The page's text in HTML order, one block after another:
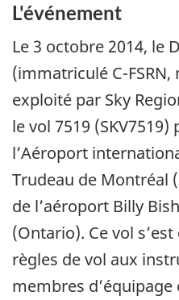
L'événement
Le3 octobre 2014, le
(immatriculé C-
exploité par Sky
le vol 7519
l’Aéroport
Trudeau de Montréal
de l’aéroport Billy
(Ontario). Ce vol
règles de vol aux
membres d’équipage